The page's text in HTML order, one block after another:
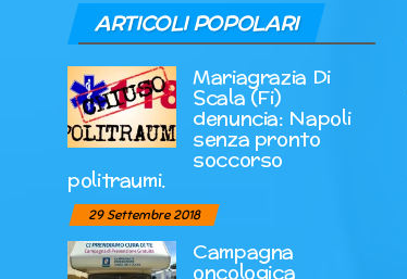
ARTICOLI POPOLARI
Mariagrazia Di
Scala (Fi)
denuncia: Napoli
senza pronto
soccorso
politraumi.
29 Settembre 2018
Campagna
oncologica